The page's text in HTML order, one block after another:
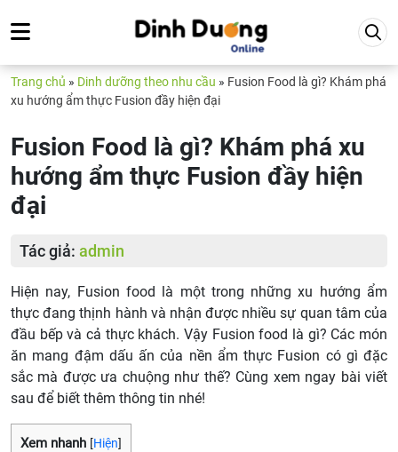
Trang chủ » Dinh dưỡng theo nhu cầu » Fusion Food là gì? Khám phá
xu hướng ẩm thực Fusion đầy hiện đại
Fusion Food là gì? Khám phá xu
hướng ẩm thực Fusion đầy hiện
đại
Tác giả: admin
Hiện nay, Fusion food là một trong những xu hướng ẩm
thực đang thịnh hành và nhận được nhiều sự quan tâm của
đầu bếp và cả thực khách. Vậy Fusion food là gì? Các món
ăn mang đậm dấu ấn của nền ẩm thực Fusion có gì đặc
sắc mà được ưa chuộng như thế? Cùng xem ngay bài viết
sau để biết thêm thông tin nhé!
Xem nhanh [Hiện]